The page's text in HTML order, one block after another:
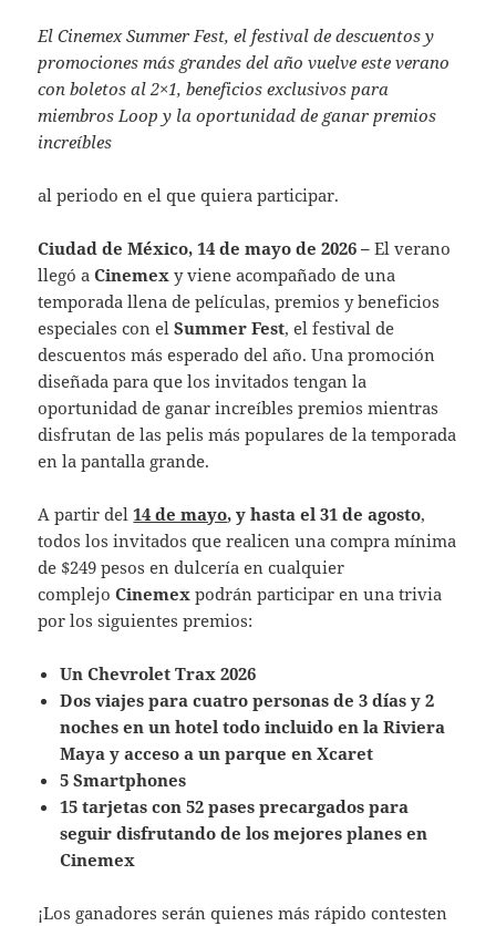
El Cinemex Summer Fest, el festival de descuentos y
promociones más grandes del año vuelve este verano
con boletos al 2×1, beneficios exclusivos para
miembros Loop y la oportunidad de ganar premios
increíbles
al periodo en el que quiera participar.
Ciudad de México, 14 de mayo de 2026 – El verano
llegó aCinemex y viene acompañado de una
temporada llena de películas, premios y beneficios
especiales con elSummer Fest, el festival de
descuentos más esperado del año. Una promoción
diseñada para que los invitados tengan la
oportunidad de ganar increíbles premios mientras
disfrutan de las pelis más populares de la temporada
en la pantalla grande.
A partir del14 de mayo, y hasta el 31 de agosto,
todos los invitados que realicen una compra mínima
de $249 pesos en dulcería en cualquier
complejoCinemex podrán participar en una trivia
por los siguientes premios:
Un Chevrolet Trax 2026
Dos viajes para cuatro personas de 3 días y 2
noches en un hotel todo incluido en la Riviera
Maya y acceso a un parque en Xcaret
5 Smartphones
15 tarjetas con 52 pases precargados para
seguir disfrutando de los mejores planes en
Cinemex
¡Los ganadores serán quienes más rápido contesten